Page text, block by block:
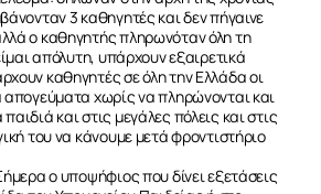
3 καθηγητές και δεν πήγαινε
ο καθηγητής πληρωνόταν όλη τη
απόλυτη, υπάρχουν εξαιρετικά
καθηγητές σε όλη την Ελλάδα οι
απογεύματα χωρίς να πληρώνονται και
και στις μεγάλες πόλεις και στις
του να κάνουμε μετά φροντιστήριο
ο υποψήφιος που δίνει εξετάσεις